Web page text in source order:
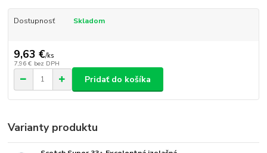
Dostupnosť Skladom
9,63 €/ks
7,96 € bez DPH
Pridať do košíka
Varianty produktu